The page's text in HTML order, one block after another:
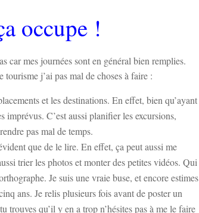
occupe !
car mes journées sont en général bien remplies.
j’ai pas mal de choses à faire :
et les destinations. En effet, bien qu’ayant
imprévus. C’est aussi planifier les excursions,
pas mal de temps.
que de le lire. En effet, ça peut aussi me
trier les photos et monter des petites vidéos. Qui
Je suis une vraie buse, et encore estimes
ans. Je relis plusieurs fois avant de poster un
trouves qu’il y en a trop n’hésites pas à me le faire